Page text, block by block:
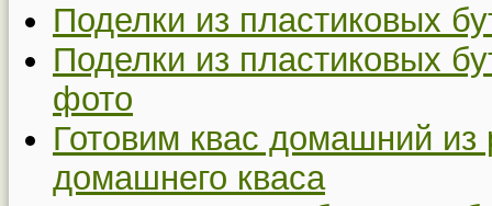
Поделки из пластиковых
Поделки из пластиковых
фото
Готовим квас домашний
домашнего кваса